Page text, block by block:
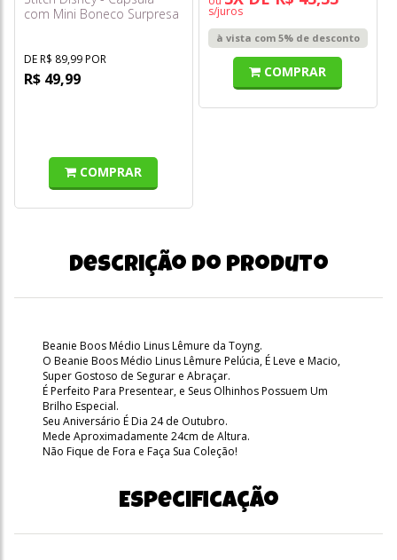
com Mini Boneco Surpresa
DE R$ 89,99 POR
R$ 49,99
COMPRAR
s/juros
à vista com 5% de desconto
COMPRAR
Descrição do produto
Beanie Boos Médio Linus Lêmure da Toyng.
O Beanie Boos Médio Linus Lêmure Pelúcia, É Leve e Macio,
Super Gostoso de Segurar e Abraçar.
É Perfeito Para Presentear, e Seus Olhinhos Possuem Um
Brilho Especial.
Seu Aniversário É Dia 24 de Outubro.
Mede Aproximadamente 24cm de Altura.
Não Fique de Fora e Faça Sua Coleção!
Especificação